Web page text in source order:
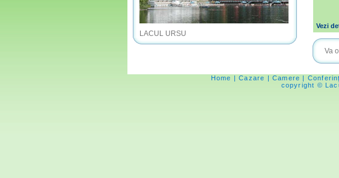
LACUL URSU
Vezi
Va
Home |Cazare |Camere |
copyright ©